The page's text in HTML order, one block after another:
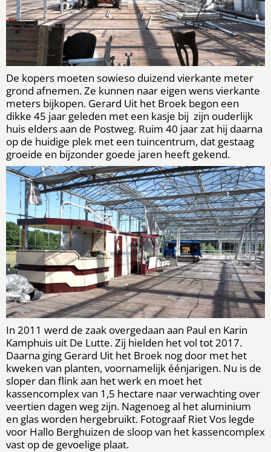
De kopers moeten sowieso duizend vierkante meter
grond afnemen. Ze kunnen naar eigen wens vierkante
meters bijkopen. Gerard Uit het Broek begon een
dikke 45 jaar geleden met een kasje bij zijn ouderlijk
huis elders aan de Postweg. Ruim 40 jaar zat hij daarna
op de huidige plek met een tuincentrum, dat gestaag
groeide en bijzonder goede jaren heeft gekend.
In 2011 werd de zaak overgedaan aan Paul en Karin
Kamphuis uit De Lutte. Zij hielden het vol tot 2017.
Daarna ging Gerard Uit het Broek nog door met het
kweken van planten, voornamelijk éénjarigen. Nu is de
sloper dan flink aan het werk en moet het
kassencomplex van 1,5 hectare naar verwachting over
veertien dagen weg zijn. Nagenoeg al het aluminium
en glas worden hergebruikt. Fotograaf Riet Vos legde
voor Hallo Berghuizen de sloop van het kassencomplex
vast op de gevoelige plaat.